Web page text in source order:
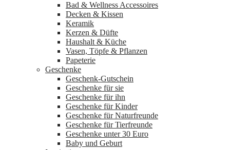
Bad & Wellness Accessoires
Decken & Kissen
Keramik
Kerzen & Düfte
Haushalt & Küche
Vasen, Töpfe & Pflanzen
Papeterie
Geschenke
Geschenk-Gutschein
Geschenke für sie
Geschenke für ihn
Geschenke für Kinder
Geschenke für Naturfreunde
Geschenke für Tierfreunde
Geschenke unter 30 Euro
Baby und Geburt